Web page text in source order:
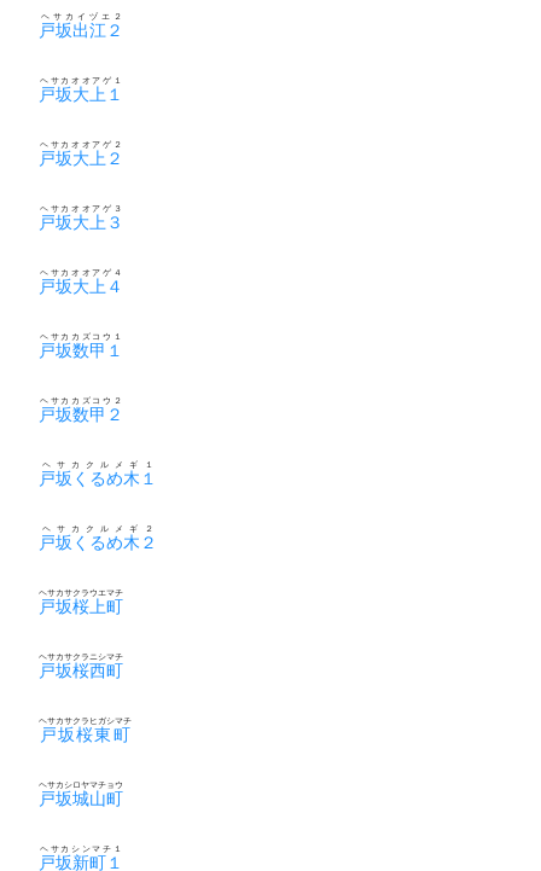
戸坂出江２
ヘサカイヅエ２
戸坂大上１
ヘサカオオアゲ１
戸坂大上２
ヘサカオオアゲ２
戸坂大上３
ヘサカオオアゲ３
戸坂大上４
ヘサカオオアゲ４
戸坂数甲１
ヘサカカズコウ１
戸坂数甲２
ヘサカカズコウ２
戸坂くるめ木１
ヘサカクルメギ１
戸坂くるめ木２
ヘサカクルメギ２
戸坂桜上町
ヘサカサクラウエマチ
戸坂桜西町
ヘサカサクラニシマチ
戸坂桜東町
ヘサカサクラヒガシマチ
戸坂城山町
ヘサカシロヤマチョウ
戸坂新町１
ヘサカシンマチ１